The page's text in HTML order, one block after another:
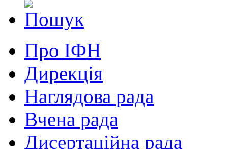
Про ІФН
Дирекція
Наглядова рада
Вчена рада
Дисертаційна рада